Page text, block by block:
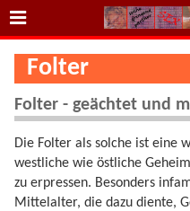
Folter
Folter - geächtet und
Die Folter als solche ist eine
westliche wie östliche
zu erpressen. Besonders
Mittelalter, die dazu diente,